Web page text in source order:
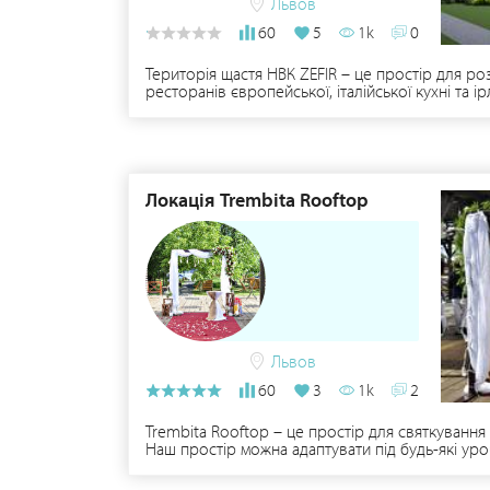
60
5 1k
0
Територія щастя НВК ZEFIR – це простір для
ресторанів європейської, італійської кухні
HART_CODE – навчальний центр, основними
продюсерський центр: акторська
місія: Змінюємо, Надихаємо, Окриляємо
Локація Trembita Rooftop
Львов
60
3 1k
2
Trembita Rooftop – це простір для святкування
Наш простір можна адаптувати під будь-які